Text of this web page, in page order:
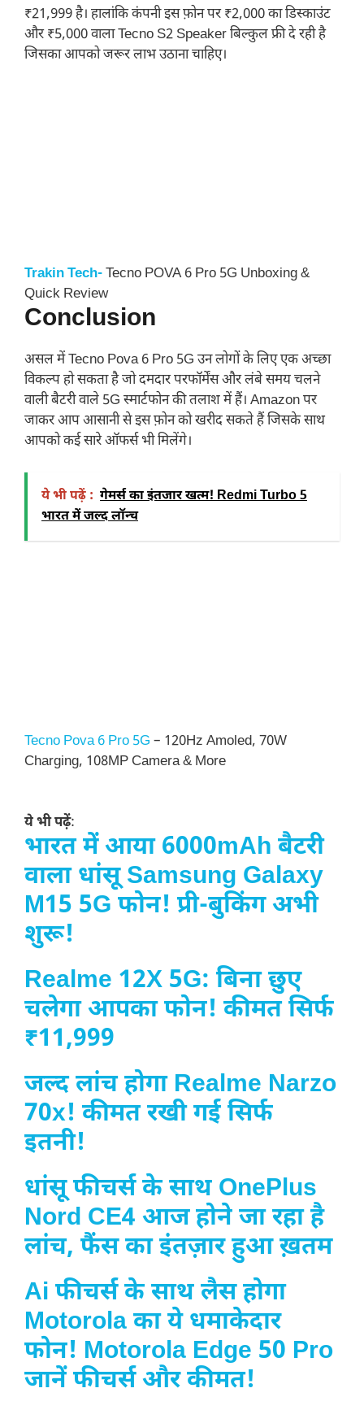
₹21,999 है। हालांकि कंपनी इस फ़ोन पर ₹2,000 का डिस्काउंट
और ₹5,000 वाला Tecno S2 Speaker बिल्कुल फ्री दे रही है
जिसका आपको जरूर लाभ उठाना चाहिए।
Trakin Tech-Tecno POVA 6 Pro 5G Unboxing &
Quick Review
Conclusion
असल में Tecno Pova 6 Pro 5G उन लोगों के लिए एक अच्छा
विकल्प हो सकता है जो दमदार परफॉर्मेंस और लंबे समय चलने
वाली बैटरी वाले 5G स्मार्टफोन की तलाश में हैं। Amazon पर
जाकर आप आसानी से इस फ़ोन को खरीद सकते हैं जिसके साथ
आपको कई सारे ऑफर्स भी मिलेंगे।
ये भी पढ़ें : गेमर्स का इंतजार खत्म! Redmi Turbo 5
भारत में जल्द लॉन्च
Tecno Pova 6 Pro 5G – 120Hz Amoled, 70W
Charging, 108MP Camera & More
ये भी पढ़ें:
भारत में आया 6000mAh बैटरी
वाला धांसू Samsung Galaxy
M15 5G फोन! प्री-बुकिंग अभी
शुरू!
Realme 12X 5G: बिना छुए
चलेगा आपका फोन! कीमत सिर्फ
₹11,999
जल्द लांच होगा Realme Narzo
70x! कीमत रखी गई सिर्फ
इतनी!
धांसू फीचर्स के साथ OnePlus
Nord CE4 आज होने जा रहा है
लांच, फैंस का इंतज़ार हुआ ख़तम
Ai फीचर्स के साथ लैस होगा
Motorola का ये धमाकेदार
फोन! Motorola Edge 50 Pro
जानें फीचर्स और कीमत!